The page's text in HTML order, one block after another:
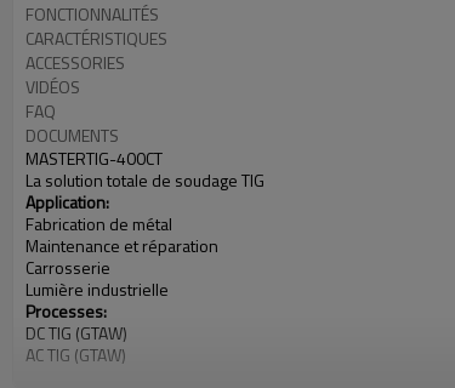
FONCTIONNALITÉS
CARACTÉRISTIQUES
ACCESSORIES
VIDÉOS
FAQ
DOCUMENTS
MASTERTIG-400CT
La solution totale de soudage TIG
Application:
Fabrication de métal
Maintenance et réparation
Carrosserie
Lumière industrielle
Processes:
DC TIG (GTAW)
AC TIG (GTAW)